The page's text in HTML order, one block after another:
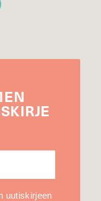
uutiskirjeen